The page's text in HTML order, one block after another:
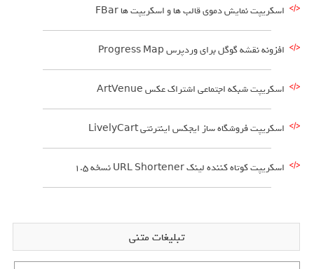
اسکریپت نمایش دموی قالب ها و اسکریپت ها FBar
افزونه نقشه گوگل برای وردپرس Progress Map
اسکریپت شبکه اجتماعی اشتراک عکس ArtVenue
اسکریپت فروشگاه ساز ایجکس اینترنتی LivelyCart
اسکریپت کوتاه کننده لینک URL Shortener نسخه 1.5
تبلیغات متنی